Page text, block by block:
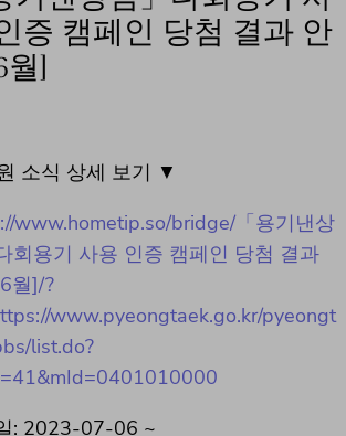
증 캠페인 당첨 결과 안
월]
소식 상세 보기 ▼
www.hometip.so/bridge/「용기낸상
회용기 사용 인증 캠페인 당첨 결과
월]/?
www.pyeongtaek.go.kr/pyeongt
list.do?
: 2023-07-06 ~